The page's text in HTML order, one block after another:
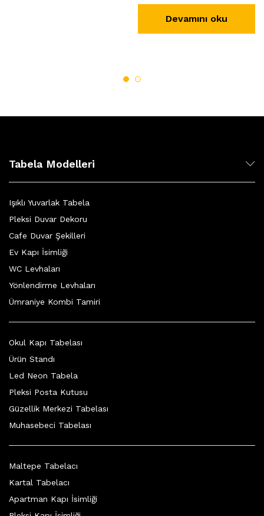
Devamını oku
Tabela Modelleri
Işıklı Yuvarlak Tabela
Pleksi Duvar Dekoru
Cafe Duvar Şekilleri
Ev Kapı İsimliği
WC Levhaları
Yönlendirme Levhaları
Ümraniye Kombi Tamiri
Okul Kapı Tabelası
Ürün Standı
Led Neon Tabela
Pleksi Posta Kutusu
Güzellik Merkezi Tabelası
Muhasebeci Tabelası
Maltepe Tabelacı
Kartal Tabelacı
Apartman Kapı İsimliği